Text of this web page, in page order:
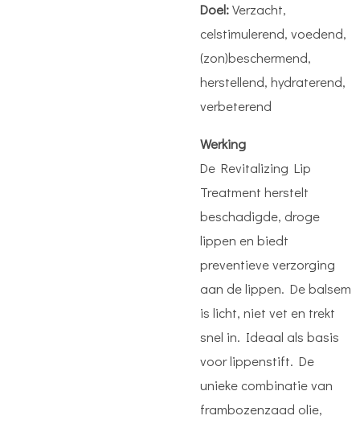
Doel:Verzacht,
celstimulerend, voedend,
(zon)beschermend,
herstellend, hydraterend,
verbeterend
Werking
De Revitalizing Lip
Treatment herstelt
beschadigde, droge
lippen en biedt
preventieve verzorging
aan de lippen. De balsem
is licht, niet vet en trekt
snel in. Ideaal als basis
voor lippenstift. De
unieke combinatie van
frambozenzaad olie,